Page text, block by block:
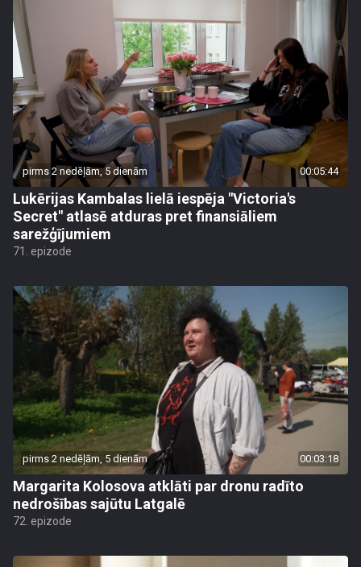
pirms 2 nedēļām, 5 dienām 00:05:44
Lukērijas Kambalas lielā iespēja "Victoria's
Secret" atlasē atduras pret finansiāliem
sarežģījumiem
71. epizode
pirms 2 nedēļām, 5 dienām 00:03:18
Margarita Kolosova atklāti par dronu radīto
nedrošības sajūtu Latgalē
72. epizode